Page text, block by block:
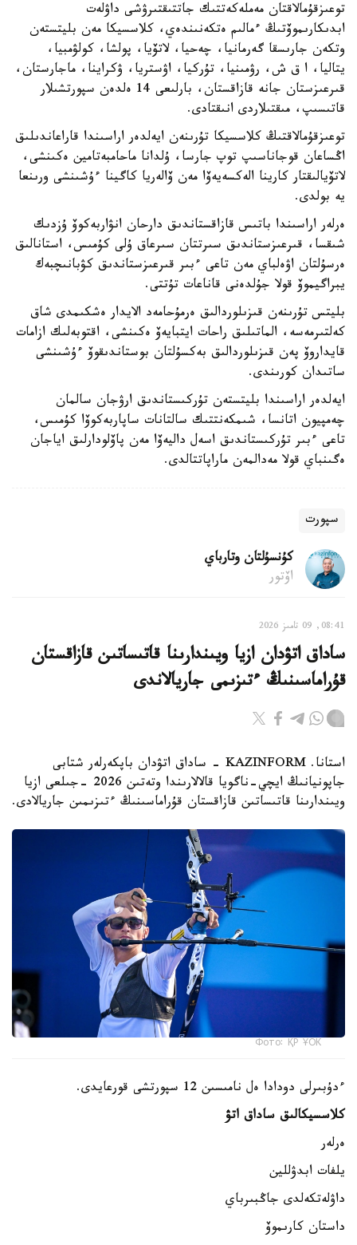
توعىزقۇمالاقتان مەملەكەتتىك جاتتىقتىرۋشى داۋلەت
ابدىكارىموۆتىڭ ءمالىم ەتكەنىندەي، كلاسسيكا مەن بليتستەن
وتكەن جارىسقا گەرمانيا، چەحيا، لاتۆيا، پولشا، كولۋمبيا،
يتاليا، ا ق ش، رۋمىنيا، تۇركيا، اۋستريا، ۋكراينا، ماجارستان،
قىرعىزستان جانە قازاقستان، بارلىعى 14 ەلدەن سپورتشىلار
قاتىسىپ، مىقتىلاردى انىقتادى.
توعىزقۇمالاقتىڭ كلاسسيكا تۇرىنەن ايەلدەر اراسىندا قاراعاندىلىق
اڭساعان قوجاناسىپ توپ جارسا، ۇلدانا ماحامبەتامين ەكىنشى،
لاتۆيالىقتار كارينا الەكسەيەۆا مەن ۆالەريا كاگينا ءۇشىنشى ورىنعا
يە بولدى.
ەرلەر اراسىندا باتىس قازاقستاندىق دارحان انۋاربەكوۆ ۇزدىك
شىقسا، قىرعىزستاندىق سىرتتان سىرعاق ۇلى كۇمىس، استانالىق
ەرسۇلتان اۋەلباي مەن تاعى ءبىر قىرعىزستاندىق كۋبانىچبەك
يبراگيموۆ قولا جۇلدەنى قاناعات تۇتتى.
بليتس تۇرىنەن قىزىلوردالىق ەرمۇحامەد الايدار ەشكىمدى شاق
كەلتىرمەسە، الماتىلىق راحات ايتبايەۆ ەكىنشى، اقتوبەلىك ازامات
قايداروۆ پەن قىزىلوردالىق بەكسۇلتان بوستاندىقوۆ ءۇشىنشى
ساتىدان كورىندى.
ايەلدەر اراسىندا بليتستەن تۇركىستاندىق ارۋجان سالمان
چەمپيون اتانسا، شىمكەنتتىك سالتانات ساپاربەكوۆا كۇمىس،
تاعى ءبىر تۇركىستاندىق اسەل داليەۆا مەن پاۆلودارلىق اياجان
ەگىنباي قولا مەدالمەن ماراپاتتالدى.
سپورت
كۇنسۇلتان وتارباي
اۆتور
08:41, 09 تامىز 2026
ساداق اتۋدان ازيا ويىندارىنا قاتىساتىن قازاقستان
قۇراماسىنىڭ ءتىزىمى جاريالاندى
استانا. KAZINFORM - ساداق اتۋدان باپكەرلەر شتابى
جاپونيانىڭ ايچي-ناگويا قالالارىندا وتەتىن 2026 -جىلعى ازيا
ويىندارىنا قاتىساتىن قازاقستان قۇراماسىنىڭ ءتىزىمىن جاريالادى.
Фото: ҚР ҰОК
ءدۇبىرلى دودادا ەل نامىسىن 12 سپورتشى قورعايدى.
كلاسسيكالىق ساداق اتۋ
ەرلەر
يلفات ابدۋللين
داۋلەتكەلدى جاڭبىرباي
داستان كارىموۆ